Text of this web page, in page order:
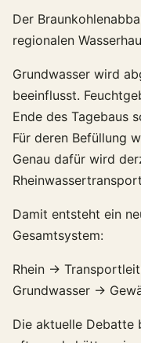
Der
regionalen
Grundwasser wird
beeinflusst.
Ende des Tagebaus
Für deren Befüllung
Genau dafür wird
Damit entsteht ein
Gesamtsystem:
Rhein →
Grundwasser →
Die aktuelle Debatte